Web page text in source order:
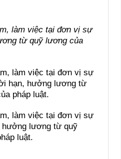
làm việc tại đơn vị sự
từ quỹ lương của
làm việc tại đơn vị sự
hạn, hưởng lương từ
pháp luật.
làm việc tại đơn vị sự
hưởng lương từ quỹ
luật.